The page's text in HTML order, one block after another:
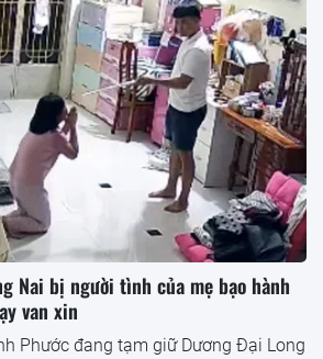
Nai bị người tình của mẹ bạo hành
van xin
Phước đang tạm giữ Dương Đại Long